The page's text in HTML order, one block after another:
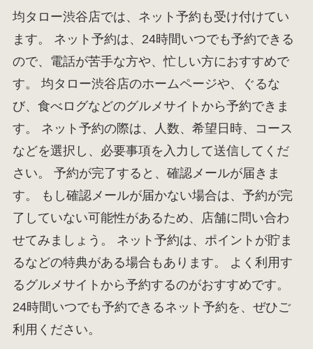
均タロー渋谷店では、ネット予約も受け付けてい
ます。 ネット予約は、24時間いつでも予約できる
ので、電話が苦手な方や、忙しい方におすすめで
す。 均タロー渋谷店のホームページや、ぐるな
び、食べログなどのグルメサイトから予約できま
す。 ネット予約の際は、人数、希望日時、コース
などを選択し、必要事項を入力して送信してくだ
さい。 予約が完了すると、確認メールが届きま
す。 もし確認メールが届かない場合は、予約が完
了していない可能性があるため、店舗に問い合わ
せてみましょう。 ネット予約は、ポイントが貯ま
るなどの特典がある場合もあります。 よく利用す
るグルメサイトから予約するのがおすすめです。
24時間いつでも予約できるネット予約を、ぜひご
利用ください。